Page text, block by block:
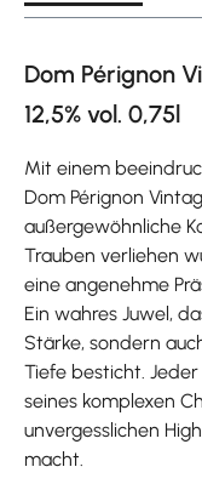
Dom Pérignon
12,5% vol. 0,75l
Mit einem
Dom Pérignon
außergewöhnliche
Trauben verliehen
eine angenehme
Ein wahres Juwel,
Stärke, sondern
Tiefe besticht.
seines komplexen
unvergesslichen
macht.